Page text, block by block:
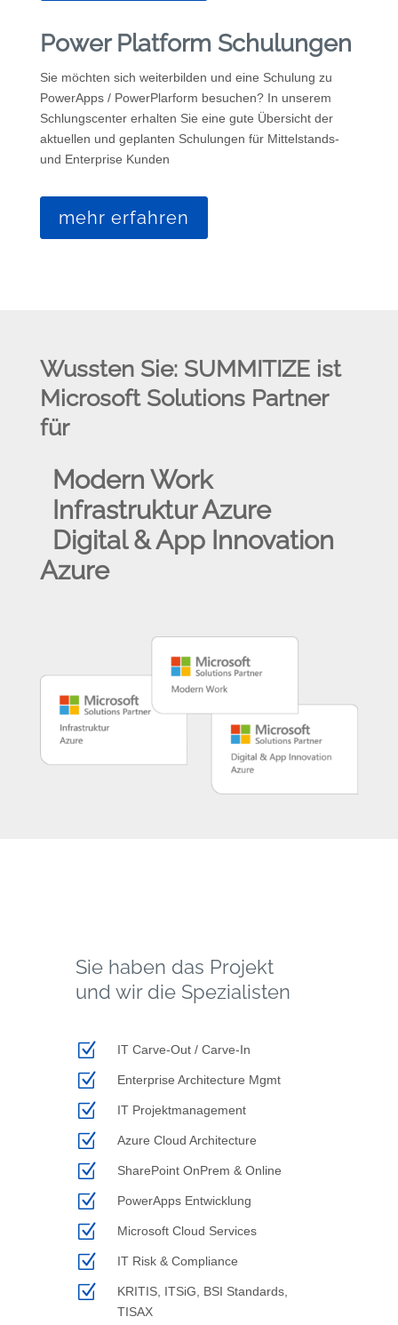
Power Platform Schulungen
Sie möchten sich weiterbilden und eine Schulung zu
PowerApps / PowerPlarform besuchen? In unserem
Schlungscenter erhalten Sie eine gute Übersicht der
aktuellen und geplanten Schulungen für Mittelstands-
und Enterprise Kunden
mehr erfahren
Wussten Sie: SUMMITIZE ist
Microsoft Solutions Partner
für
Modern Work
Infrastruktur Azure
Digital & App Innovation
Azure
Sie haben das Projekt
und wir die Spezialisten
Z IT Carve-Out / Carve-In
Z Enterprise Architecture Mgmt
Z IT Projektmanagement
Z Azure Cloud Architecture
Z SharePoint OnPrem & Online
Z PowerApps Entwicklung
Z Microsoft Cloud Services
Z IT Risk & Compliance
Z
KRITIS, ITSiG, BSI Standards,
TISAX